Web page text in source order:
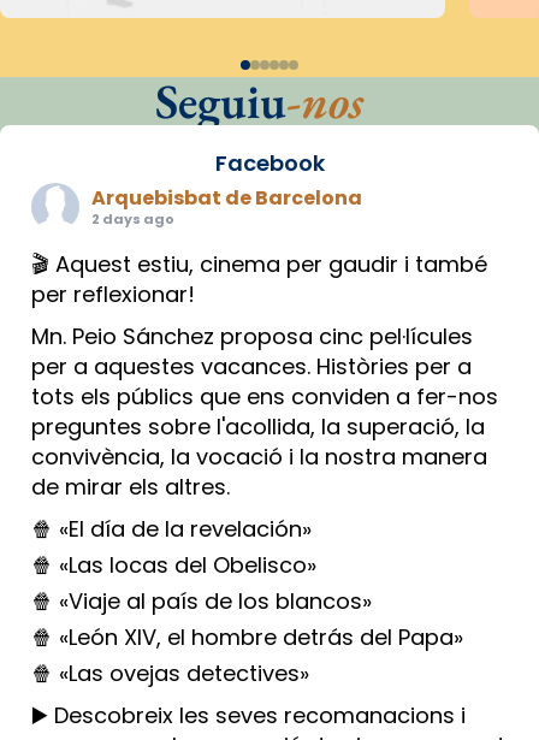
Seguiu-nos
Facebook
Arquebisbat de Barcelona
2 days ago
🎬 Aquest estiu, cinema per gaudir i també
per reflexionar!
Mn. Peio Sánchez proposa cinc pel·lícules
per a aquestes vacances. Històries per a
tots els públics que ens conviden a fer-nos
preguntes sobre l'acollida, la superació, la
convivència, la vocació i la nostra manera
de mirar els altres.
🍿 «El día de la revelación»
🍿 «Las locas del Obelisco»
🍿 «Viaje al país de los blancos»
🍿 «León XIV, el hombre detrás del Papa»
🍿 «Las ovejas detectives»
▶️ Descobreix les seves recomanacions i